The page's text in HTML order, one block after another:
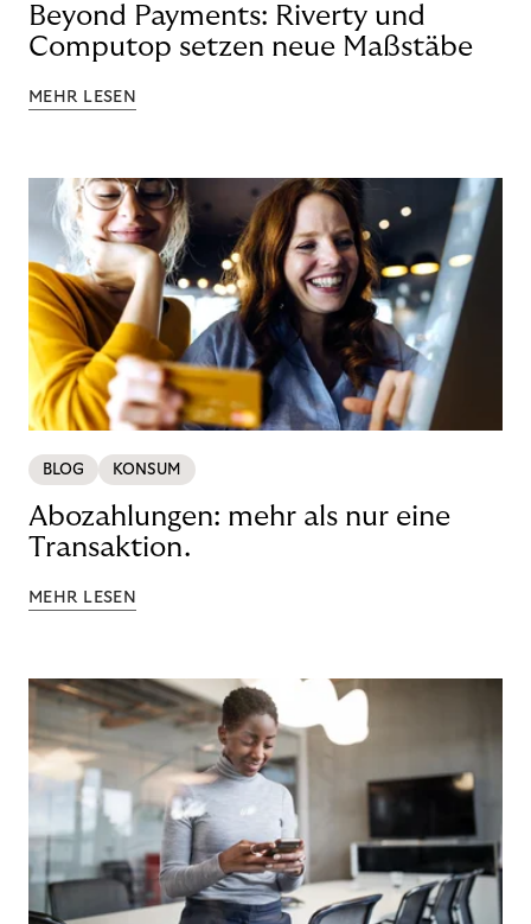
Beyond Payments: Riverty und
Computop setzen neue Maßstäbe
MEHR LESEN
BLOG KONSUM
Abozahlungen: mehr als nur eine
Transaktion.
MEHR LESEN